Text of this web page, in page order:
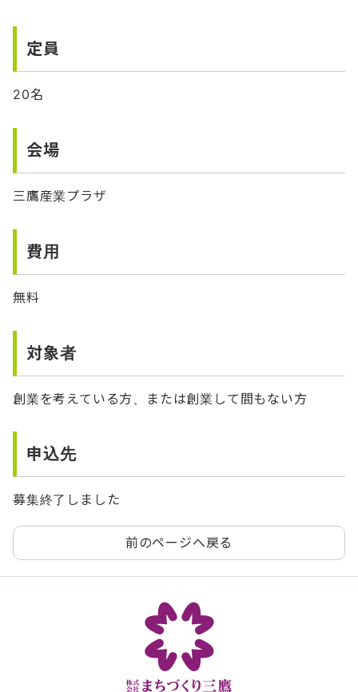
定員
20名
会場
三鷹産業プラザ
費用
無料
対象者
創業を考えている方、または創業して間もない方
申込先
募集終了しました
前のページへ戻る